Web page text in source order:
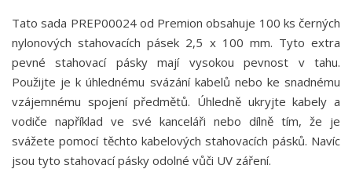
Tato sada PREP00024 od Premion obsahuje 100 ks černých
nylonových stahovacích pásek 2,5 x 100 mm. Tyto extra
pevné stahovací pásky mají vysokou pevnost v tahu.
Použijte je k úhlednému svázání kabelů nebo ke snadnému
vzájemnému spojení předmětů. Úhledně ukryjte kabely a
vodiče například ve své kanceláři nebo dílně tím, že je
svážete pomocí těchto kabelových stahovacích pásků. Navíc
jsou tyto stahovací pásky odolné vůči UV záření.